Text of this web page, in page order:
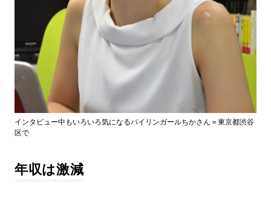
インタビュー中もいろいろ気になるバイリンガールちかさん＝東京都渋谷
区で
年収は激減